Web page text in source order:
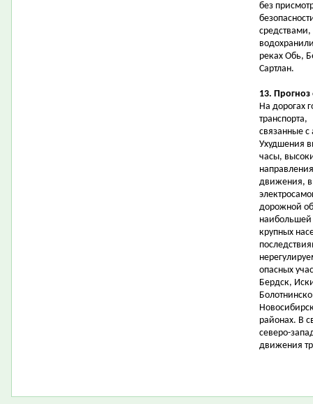
без
реках Обь,
Сартлан.
13. Прогноз
На дорогах
транспорта,
связанные
Ухудшения
часы,
движения, в
дорожной
наибольшей
крупных
опасных
Бердск,
районах. В
северо-
движения